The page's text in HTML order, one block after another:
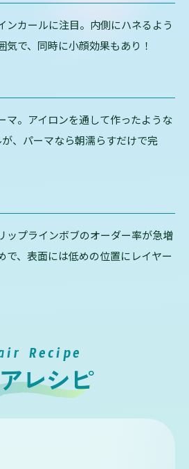
ンカールに注目。内側にハネるよう
気で、同時に小顔効果もあり！
マ。アイロンを通して作ったような
、パーマなら朝濡らすだけで完
ップラインボブのオーダー率が急増
で、表面には低めの位置にレイヤー
Recipe
レシピ